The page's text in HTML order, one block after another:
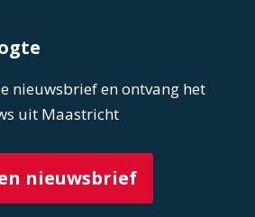
nieuwsbrief en ontvang het
uit Maastricht
nieuwsbrief